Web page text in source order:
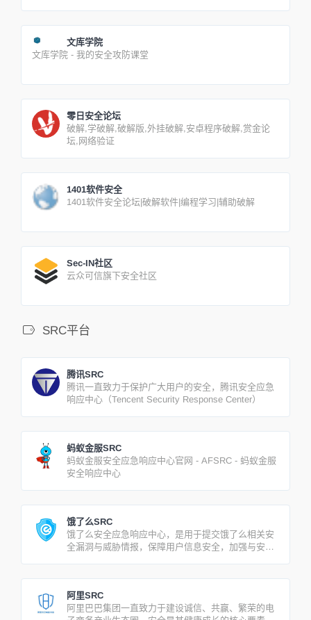
文库学院
文库学院 - 我的安全攻防课堂
零日安全论坛
破解,学破解,破解版,外挂破解,安卓程序破解,赏金论
坛,网络验证
1401软件安全
1401软件安全论坛|破解软件|编程学习|辅助破解
Sec-IN社区
云众可信旗下安全社区
SRC平台
腾讯SRC
腾讯一直致力于保护广大用户的安全，腾讯安全应急
响应中心（Tencent Security Response Center）
蚂蚁金服SRC
蚂蚁金服安全应急响应中心官网 - AFSRC - 蚂蚁金服
安全响应中心
饿了么SRC
饿了么安全应急响应中心，是用于提交饿了么相关安
全漏洞与威胁情报，保障用户信息安全，加强与安全
阿里SRC
阿里巴巴集团一直致力于建设诚信、共赢、繁荣的电